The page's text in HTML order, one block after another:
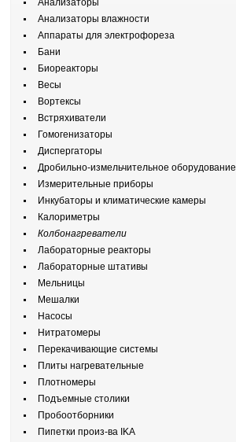
Анализаторы
Анализаторы влажности
Аппараты для электрофореза
Бани
Биореакторы
Весы
Вортексы
Встряхиватели
Гомогенизаторы
Диспергаторы
Дробильно-измельчительное оборудование
Измерительные приборы
Инкубаторы и климатические камеры
Калориметры
Колбонагреватели
Лабораторные реакторы
Лабораторные штативы
Мельницы
Мешалки
Насосы
Нитратомеры
Перекачивающие системы
Плиты нагревательные
Плотномеры
Подъемные столики
Пробоотборники
Пипетки произ-ва IKA